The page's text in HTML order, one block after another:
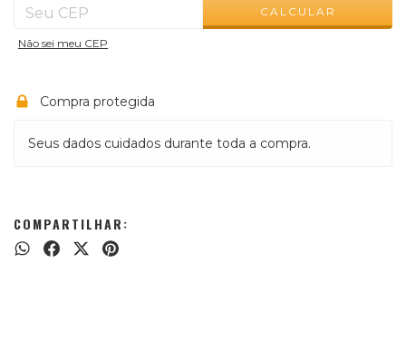
CALCULAR
Não sei meu CEP
Compra protegida
Seus dados cuidados durante toda a compra.
COMPARTILHAR: